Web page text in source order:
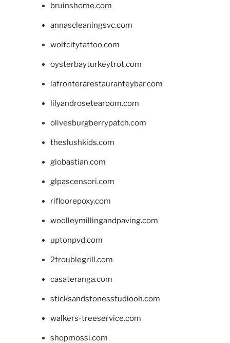
bruinshome.com
annascleaningsvc.com
wolfcitytattoo.com
oysterbayturkeytrot.com
lafronterarestauranteybar.com
lilyandrosetearoom.com
olivesburgberrypatch.com
theslushkids.com
giobastian.com
glpascensori.com
rifloorepoxy.com
woolleymillingandpaving.com
uptonpvd.com
2troublegrill.com
casateranga.com
sticksandstonesstudiooh.com
walkers-treeservice.com
shopmossi.com